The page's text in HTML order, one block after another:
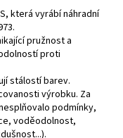
která vyrábí náhradní
pružnost a
proti
stálostí barev.
výrobku. Za
podmínky,
voděodolnost,